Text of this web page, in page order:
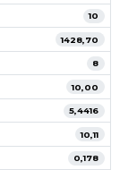
10
1428,70
8
10,00
5,4416
10,11
0,178